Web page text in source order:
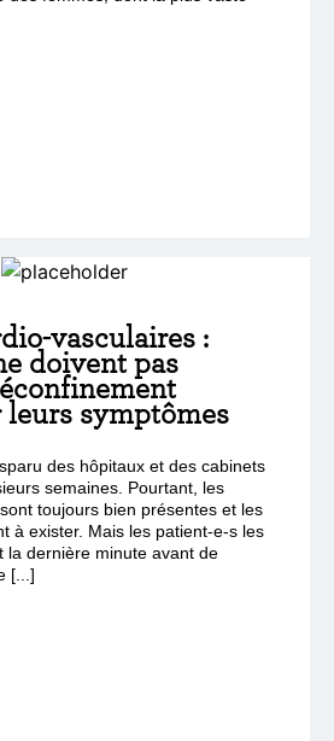
vasculaires :
doivent pas
symptômes
des hôpitaux et des cabinets
semaines. Pourtant, les
toujours bien présentes et les
à exister. Mais les patient-e-s les
la dernière minute avant de
[...]